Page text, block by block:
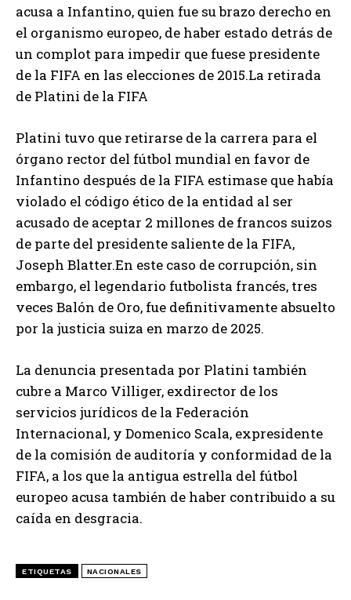
acusa a Infantino, quien fue su brazo derecho en
el organismo europeo, de haber estado detrás de
un complot para impedir que fuese presidente
de la FIFA en las elecciones de 2015.La retirada
de Platini de la FIFA
Platini tuvo que retirarse de la carrera para el
órgano rector del fútbol mundial en favor de
Infantino después de la FIFA estimase que había
violado el código ético de la entidad al ser
acusado de aceptar 2 millones de francos suizos
de parte del presidente saliente de la FIFA,
Joseph Blatter.En este caso de corrupción, sin
embargo, el legendario futbolista francés, tres
veces Balón de Oro, fue definitivamente absuelto
por la justicia suiza en marzo de 2025.
La denuncia presentada por Platini también
cubre a Marco Villiger, exdirector de los
servicios jurídicos de la Federación
Internacional, y Domenico Scala, expresidente
de la comisión de auditoría y conformidad de la
FIFA, a los que la antigua estrella del fútbol
europeo acusa también de haber contribuido a su
caída en desgracia.
ETIQUETAS NACIONALES